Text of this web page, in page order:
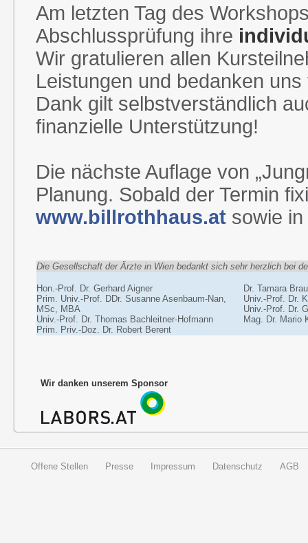
Am letzten Tag des
Abschlussprüfung ihre
Wir gratulieren allen
Leistungen und bedanken
Dank gilt selbstverständlich
finanzielle Unterstützung!
Die nächste Auflage von
Planung. Sobald der Termin
www.billrothhaus.at sowie
Die Gesellschaft der Ärzte in Wien bedankt sich sehr herzlich bei
Hon.-Prof. Dr. Gerhard Aigner
Prim. Univ.-Prof. DDr. Susanne Asenbaum-Nan,
MSc, MBA
Univ.-Prof. Dr. Thomas Bachleitner-Hofmann
Prim. Priv.-Doz. Dr. Robert Berent
Dr. Tamara
Univ.-Prof. Dr.
Univ.-Prof. Dr.
Mag. Dr. Mario
Wir danken unserem Sponsor
Offene Stellen Presse Impressum Datenschutz AGB